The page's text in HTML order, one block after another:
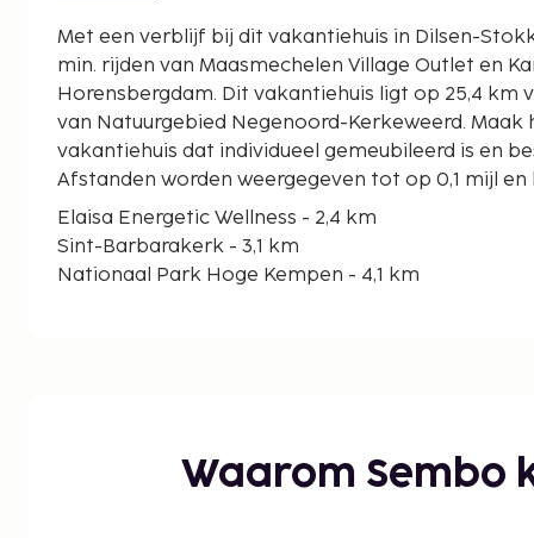
Met een verblijf bij dit vakantiehuis in Dilsen-
min. rijden van Maasmechelen Village Outlet en
Horensbergdam. Dit vakantiehuis ligt op 25,4 km van Vrijthof en op 8,4 km
van Natuurgebied Negenoord-Kerkeweerd.
vakantiehuis dat individueel gemeubileerd is en
Afstanden worden weergegeven tot op 0,1 mijl en
Elaisa Energetic Wellness - 2,4 km
Sint-Barbarakerk - 3,1 km
Nationaal Park Hoge Kempen - 4,1 km
Christus Koningkerk - 12,4 km
Waarom Sembo